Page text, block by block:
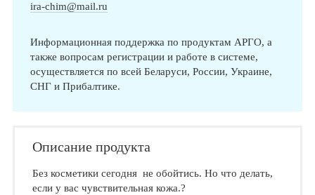
ira-chim@mail.ru
Информационная поддержка по продуктам АРГО, а
также вопросам регистрации и работе в системе,
осуществляется по всей Беларуси, России, Украине,
СНГ и Прибалтике.
Описание продукта
Без косметики сегодня не обойтись. Но что делать,
если у вас чувствительная кожа.?